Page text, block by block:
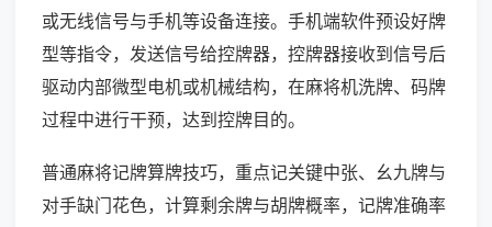
或无线信号与手机等设备连接。手机端软件预设好牌
型等指令，发送信号给控牌器，控牌器接收到信号后
驱动内部微型电机或机械结构，在麻将机洗牌、码牌
过程中进行干预，达到控牌目的。
普通麻将记牌算牌技巧，重点记关键中张、幺九牌与
对手缺门花色，计算剩余牌与胡牌概率，记牌准确率